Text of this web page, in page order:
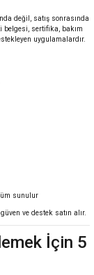
değil, satış sonrasında
sertifika, bakım
uygulamalardır.
sunulur
ve destek satın alır.
İçin 5